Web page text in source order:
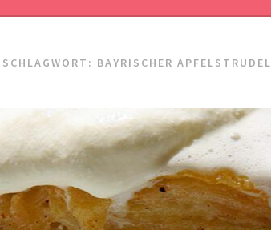
SCHLAGWORT: BAYRISCHER APFELSTRUDEL